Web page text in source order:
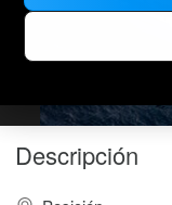
Descripción